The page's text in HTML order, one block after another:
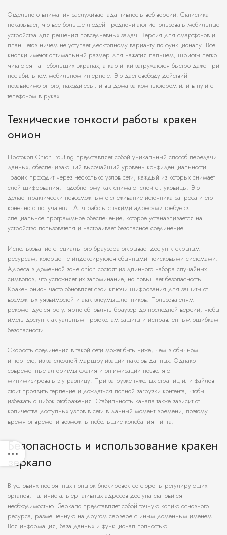
Отдельного внимания заслуживает адаптивность веб-версии. Статистика
показывает, что все больше людей предпочитают использовать мобильные
устройства для решения повседневных задач. Версия для смартфонов и
планшетов ничем не уступает десктопному варианту по функционалу. Все
кнопки имеют оптимальный размер для нажатия пальцем, шрифты легко
читаются на небольших экранах, а картинки загружаются быстро даже при
нестабильном мобильном интернете. Это дает свободу действий
независимо от того, находитесь ли вы дома за компьютером или в пути с
телефоном в руках.
Технические тонкости работы кракен
онион
Протокол Onion_routing представляет собой уникальный способ передачи
данных, обеспечивающий высочайший уровень конфиденциальности.
Трафик проходит через несколько узлов сети, каждый из которых снимает
слой шифрования, подобно тому как снимают слои с луковицы. Это
делает практически невозможным отслеживание источника запроса и его
конечного получателя. Для работы с такими адресами требуется
специальное программное обеспечение, которое устанавливается на
устройство пользователя и настраивает безопасное соединение.
Использование специального браузера открывает доступ к скрытым
ресурсам, которые не индексируются обычными поисковыми системами.
Адреса в доменной зоне onion состоят из длинного набора случайных
символов, что усложняет их запоминание, но повышает безопасность.
Кракен онион часто обновляет свои ключи шифрования для защиты от
возможных уязвимостей и атак злоумышленников. Пользователям
рекомендуется регулярно обновлять браузер до последней версии, чтобы
иметь доступ к актуальным протоколам защиты и исправленным ошибкам
безопасности.
Скорость соединения в такой сети может быть ниже, чем в обычном
интернете, из-за сложной маршрутизации пакетов данных. Однако
современные алгоритмы сжатия и оптимизации позволяют
минимизировать эту разницу. При загрузке тяжелых страниц или файлов
стоит проявить терпение и дождаться полной загрузки контента, чтобы
избежать ошибок отображения. Стабильность канала также зависит от
количества доступных узлов в сети в данный момент времени, поэтому
время от времени возможны небольшие колебания пинга.
Безопасность и использование кракен
зеркало
В условиях постоянных попыток блокировок со стороны регулирующих
органов, наличие альтернативных адресов доступа становится
необходимостью. Зеркало представляет собой точную копию основного
ресурса, размещенную на другом сервере с иным доменным именем.
Вся информация, база данных и функционал полностью